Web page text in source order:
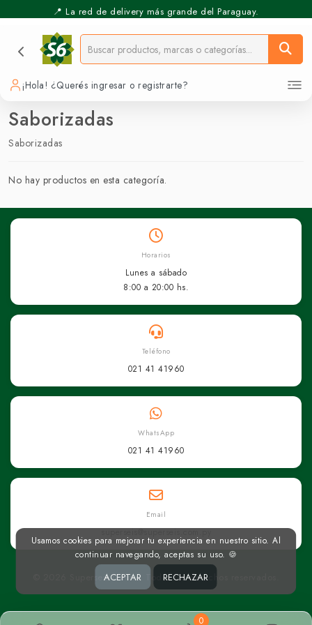
📍 La red de delivery más grande del Paraguay.
¡Hola! ¿Querés ingresar o registrarte?
Saborizadas
Saborizadas
No hay productos en esta categoría.
0
Horarios
Lunes a sábado
8:00 a 20:00 hs.
Teléfono
021 41 41960
WhatsApp
021 41 41960
Email
superseis@superseis.com.py
© 2026 Superseis Online. Todos los derechos reservados.
Usamos cookies para mejorar tu experiencia en nuestro sitio. Al
continuar navegando, aceptas su uso. 🍪
ACEPTAR RECHAZAR